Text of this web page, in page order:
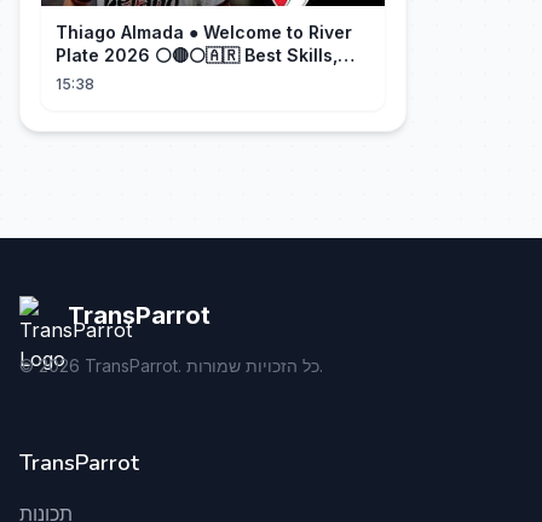
Thiago Almada ● Welcome to River
Plate 2026 ⚪🔴⚪🇦🇷 Best Skills,
Goals & Passes
15:38
TransParrot
©2026 TransParrot. כל הזכויות שמורות.
TransParrot
תכונות